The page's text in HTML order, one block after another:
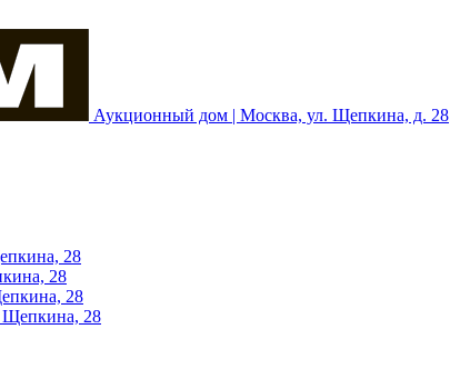
Аукционный дом | Москва, ул. Щепкина, д. 28
28
28
28
Щепкина, 28